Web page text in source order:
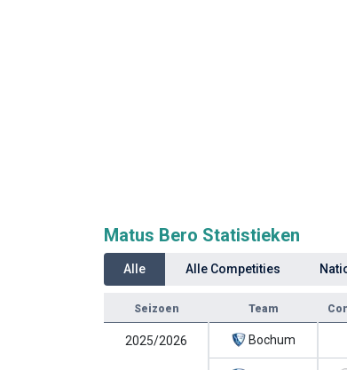
Matus Bero Statistieken
Alle Alle Competities
Seizoen Team
2025/2026 Bochum